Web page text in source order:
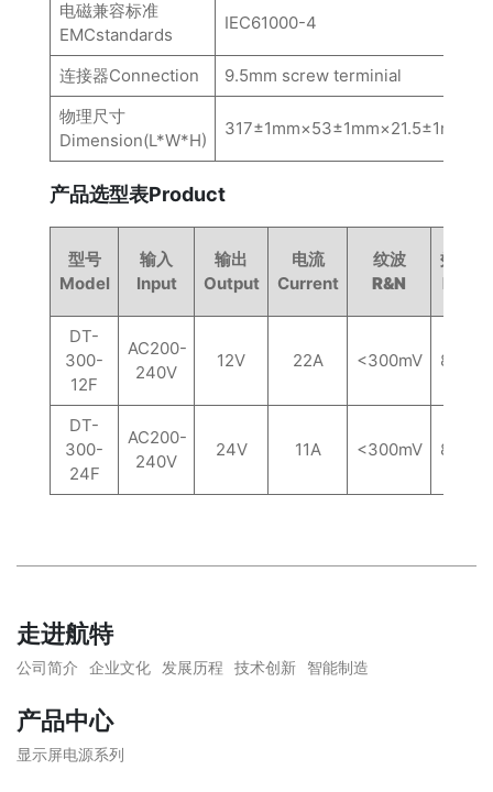
电磁兼容标准
EMCstandards
IEC61000-4
连接器Connection
9.5mm screw terminial
物理尺寸
Dimension(L*W*H)
317±1mm×53±1mm×21.5±1mm
产品选型表Product
型号
Model
输入
Input
输出
Output
电流
Current
纹波
R&N
效率
Effi
DT-
300-
12F
AC200-
240V
12V 22A <300mV 85%
DT-
300-
24F
AC200-
240V
24V 11A <300mV 88%
走进航特
公司简介 企业文化 发展历程 技术创新 智能制造
产品中心
显示屏电源系列